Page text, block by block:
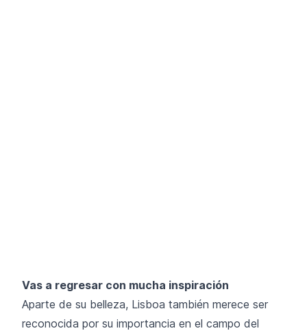
Vas a regresar con mucha inspiración
Aparte de su belleza, Lisboa también merece ser
reconocida por su importancia en el campo del